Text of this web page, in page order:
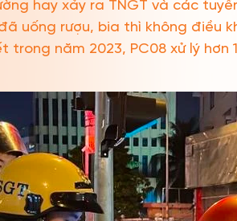
hay xảy ra TNGT và các
uống rượu, bia thì không điều
năm 2023, PC08 xử lý hơn